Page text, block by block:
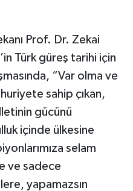
Prof. Dr. Zekai
Türk güreş tarihi için
“Var olma ve
sahip çıkan,
gücünü
içinde ülkesine
selam
ve sadece
yapamazsın